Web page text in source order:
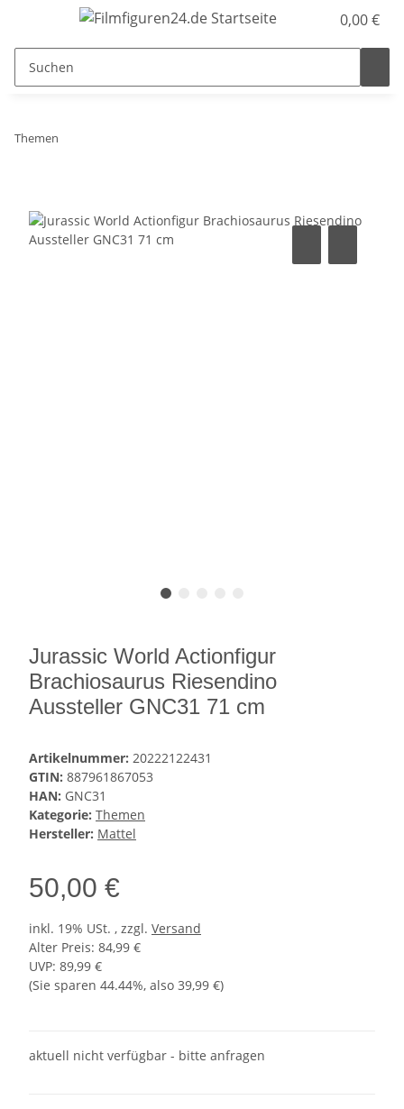
0,00 €
Themen
Jurassic World Actionfigur
Brachiosaurus Riesendino
Aussteller GNC31 71 cm
Artikelnummer: 20222122431
GTIN: 887961867053
HAN: GNC31
Kategorie: Themen
Hersteller: Mattel
50,00 €
inkl. 19% USt. , zzgl. Versand
Alter Preis: 84,99 €
UVP: 89,99 €
(Sie sparen 44.44%, also 39,99 €)
aktuell nicht verfügbar - bitte anfragen